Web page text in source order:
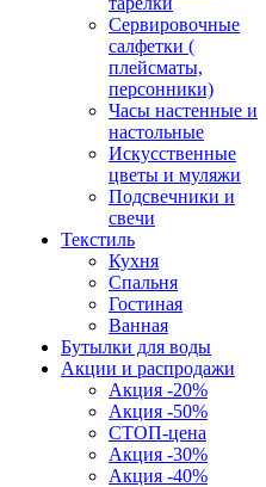
Сервировочные
салфетки (
плейсматы,
персонники)
Часы настенные и
настольные
Искусственные
цветы и муляжи
Подсвечники и
свечи
Текстиль
Кухня
Спальня
Гостиная
Ванная
Бутылки для воды
Акции и распродажи
Акция -20%
Акция -50%
СТОП-цена
Акция -30%
Акция -40%